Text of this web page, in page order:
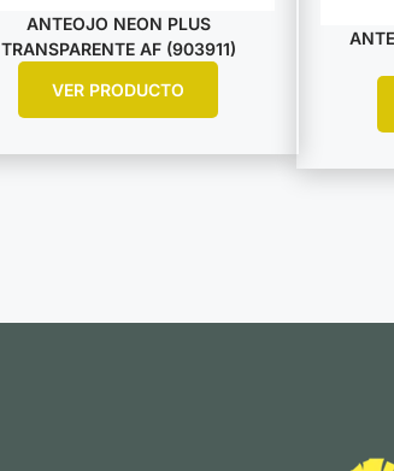
ANTEOJO NEON PLUS
TRANSPARENTE AF (903911)
VER PRODUCTO